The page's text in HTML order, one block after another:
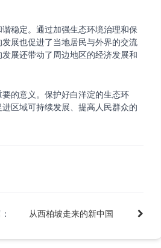
稳定。通过加强生态环境治理和保
展也促进了当地居民与外界的交流
展还带动了周边地区的经济发展和
的意义。保护好白洋淀的生态环
区域可持续发展、提高人民群众的
从西柏坡走来的新中国